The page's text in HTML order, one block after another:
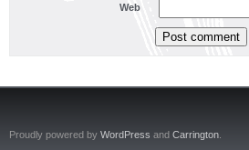
Web
Proudly powered by WordPress and Carrington